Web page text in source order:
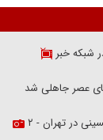
عصر جاهلی شد
در تهران - ۲